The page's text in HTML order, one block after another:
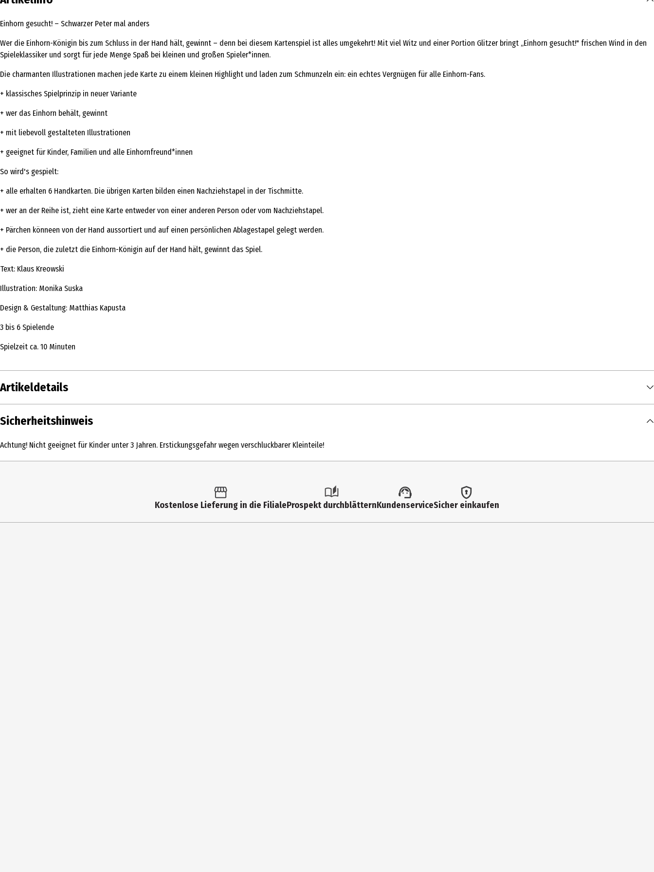
Einhorn gesucht! – Schwarzer Peter mal anders
Wer die Einhorn-Königin bis zum Schluss in der Hand hält, gewinnt – denn bei diesem Kartenspiel ist alles umgekehrt! Mit viel Witz und einer Portion Glitzer bringt „Einhorn gesucht!" frischen Wind in den
Spieleklassiker und sorgt für jede Menge Spaß bei kleinen und großen Spieler*innen.
Die charmanten Illustrationen machen jede Karte zu einem kleinen Highlight und laden zum Schmunzeln ein: ein echtes Vergnügen für alle Einhorn-Fans.
+ klassisches Spielprinzip in neuer Variante
+ wer das Einhorn behält, gewinnt
+ mit liebevoll gestalteten Illustrationen
+ geeignet für Kinder, Familien und alle Einhornfreund*innen
So wird's gespielt:
+ alle erhalten 6 Handkarten. Die übrigen Karten bilden einen Nachziehstapel in der Tischmitte.
+ wer an der Reihe ist, zieht eine Karte entweder von einer anderen Person oder vom Nachziehstapel.
+ Pärchen könneen von der Hand aussortiert und auf einen persönlichen Ablagestapel gelegt werden.
+ die Person, die zuletzt die Einhorn-Königin auf der Hand hält, gewinnt das Spiel.
Text: Klaus Kreowski
Illustration: Monika Suska
Design & Gestaltung: Matthias Kapusta
3 bis 6 Spielende
Spielzeit ca. 10 Minuten
Artikeldetails
Inhalt
Moses Verlag GmbH
Sicherheitshinweis
Achtung! Nicht geeignet für Kinder unter 3 Jahren. Erstickungsgefahr wegen verschluckbarer Kleinteile!
Kostenlose Lieferung in die FilialeProspekt durchblätternKundenserviceSicher einkaufen